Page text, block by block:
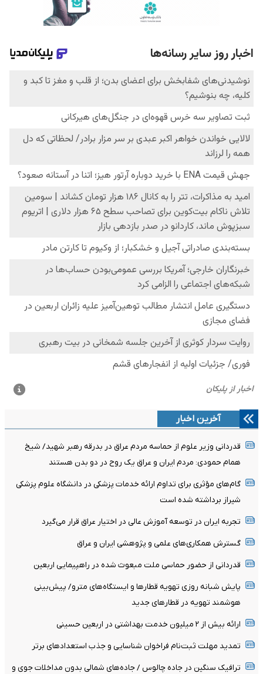
آخرین اخبار
قدردانی وزیر علوم از حماسه مردم عراق در بدرقه رهبر شهید/ شیخ
همام حمودی: مردم ایران و عراق یک روح در دو بدن هستند
گام‌های مؤثری برای تداوم ارائه خدمات پزشکی در دانشگاه علوم پزشکی
شیراز برداشته شده است
تجربه ایران در توسعه آموزش عالی در اختیار عراق قرار می‌گیرد
گسترش همکاری‌های علمی و پژوهشی ایران و عراق
قدردانی از حضور حماسی ملت مبعوث شده در راهپیمایی اربعین
پایش شبانه روزی تهویه قطارها و ایستگاه‌های مترو/ پیش‌بینی
هوشمند تهویه در قطارهای جدید
ارائه بیش از ۲ میلیون خدمت بهداشتی در اربعین حسینی
تمدید مهلت ثبت‌نام فراخوان شناسایی و جذب استعدادهای برتر
ترافیک سنگین در جاده چالوس / جاده‌های شمالی بدون مداخلات جوی و